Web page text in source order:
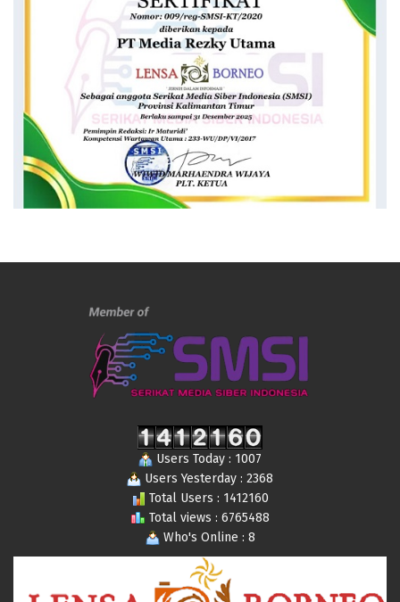
Users Today : 1007
Users Yesterday : 2368
Total Users : 1412160
Total views : 6765488
Who's Online : 8